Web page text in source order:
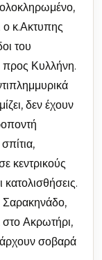
ο κ.Ακτυπης
του
προς Κυλλήνη.
δεν έχουν
κεντρικούς
κατολισθήσεις.
Σαρακηνάδο,
στο Ακρωτήρι,
σοβαρά